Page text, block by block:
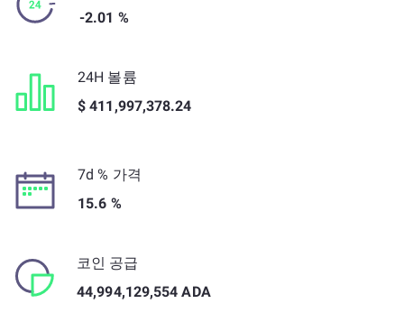
-2.01 %
24H 볼륨
$ 411,997,378.24
7d % 가격
15.6 %
코인 공급
44,994,129,554 ADA